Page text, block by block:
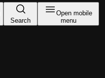
Search
Open mobile
menu